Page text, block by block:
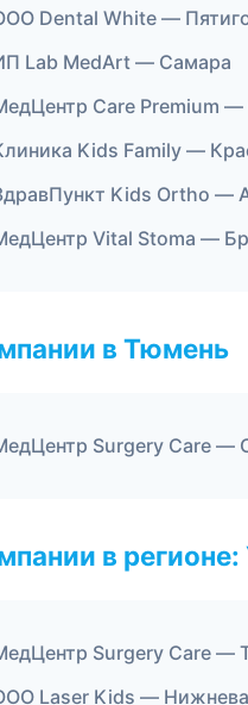
Dental White —
Lab MedArt — Самара
Care Premium
Kids Family —
Kids Ortho —
Vital Stoma —
в Тюмень
Surgery Care —
в
Surgery Care —
Laser Kids —